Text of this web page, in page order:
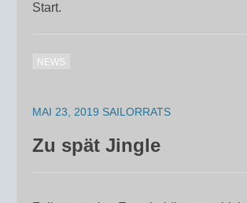
Start.
NEWS
MAI 23, 2019 SAILORRATS
Zu spät Jingle